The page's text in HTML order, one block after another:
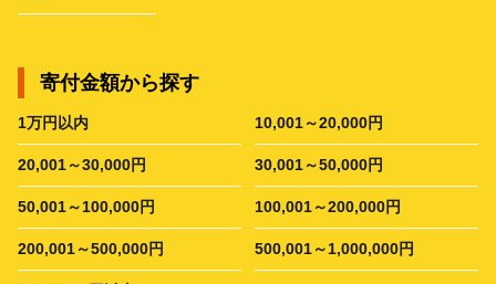
寄付金額から探す
1万円以内 10,001～20,000円
20,001～30,000円 30,001～50,000円
50,001～100,000円 100,001～200,000円
200,001～500,000円 500,001～1,000,000円